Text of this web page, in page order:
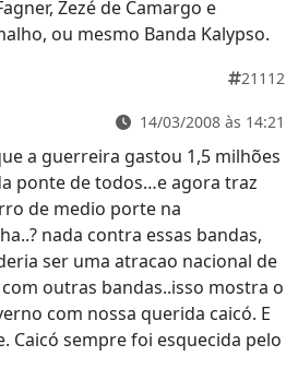
Zezé de Camargo e
ou mesmo Banda Kalypso.
21112
14/03/2008 às 14:21
a guerreira gastou 1,5 milhões
ponte de todos…e agora traz
de medio porte na
nada contra essas bandas,
ser uma atracao nacional de
outras bandas..isso mostra o
com nossa querida caicó. E
Caicó sempre foi esquecida pelo